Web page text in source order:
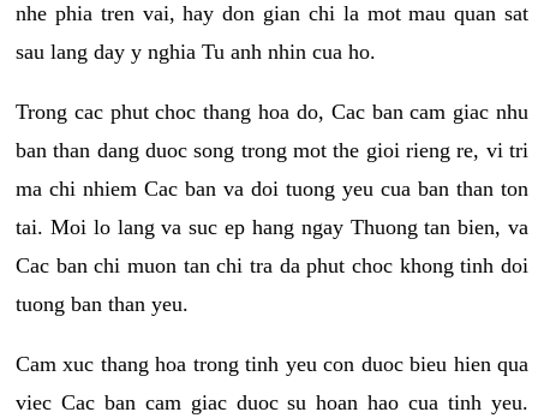
nhe phia tren vai, hay don gian chi la mot mau quan sat
sau lang day y nghia Tu anh nhin cua ho.
Trong cac phut choc thang hoa do, Cac ban cam giac nhu
ban than dang duoc song trong mot the gioi rieng re, vi tri
ma chi nhiem Cac ban va doi tuong yeu cua ban than ton
tai. Moi lo lang va suc ep hang ngay Thuong tan bien, va
Cac ban chi muon tan chi tra da phut choc khong tinh doi
tuong ban than yeu.
Cam xuc thang hoa trong tinh yeu con duoc bieu hien qua
viec Cac ban cam giac duoc su hoan hao cua tinh yeu.